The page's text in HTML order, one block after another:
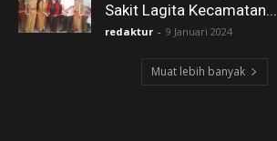
Sakit Lagita Kecamatan...
redaktur - 9 Januari 2024
Muat lebih banyak